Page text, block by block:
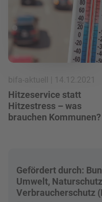
bifa-aktuell | 14.12.2021
Hitzeservice statt
Hitzestress – was
brauchen Kommunen?
Gefördert durch:
Umwelt,
Verbraucherschutz